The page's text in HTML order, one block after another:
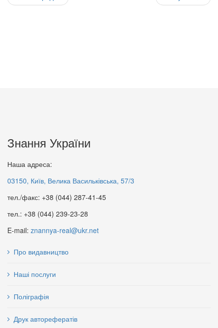
Знання України
Наша адреса:
03150, Київ, Велика Васильківська, 57/3
тел./факс: +38 (044) 287-41-45
тел.: +38 (044) 239-23-28
E-mail: znannya-real@ukr.net
Про видавництво
Наші послуги
Поліграфія
Друк авторефератів